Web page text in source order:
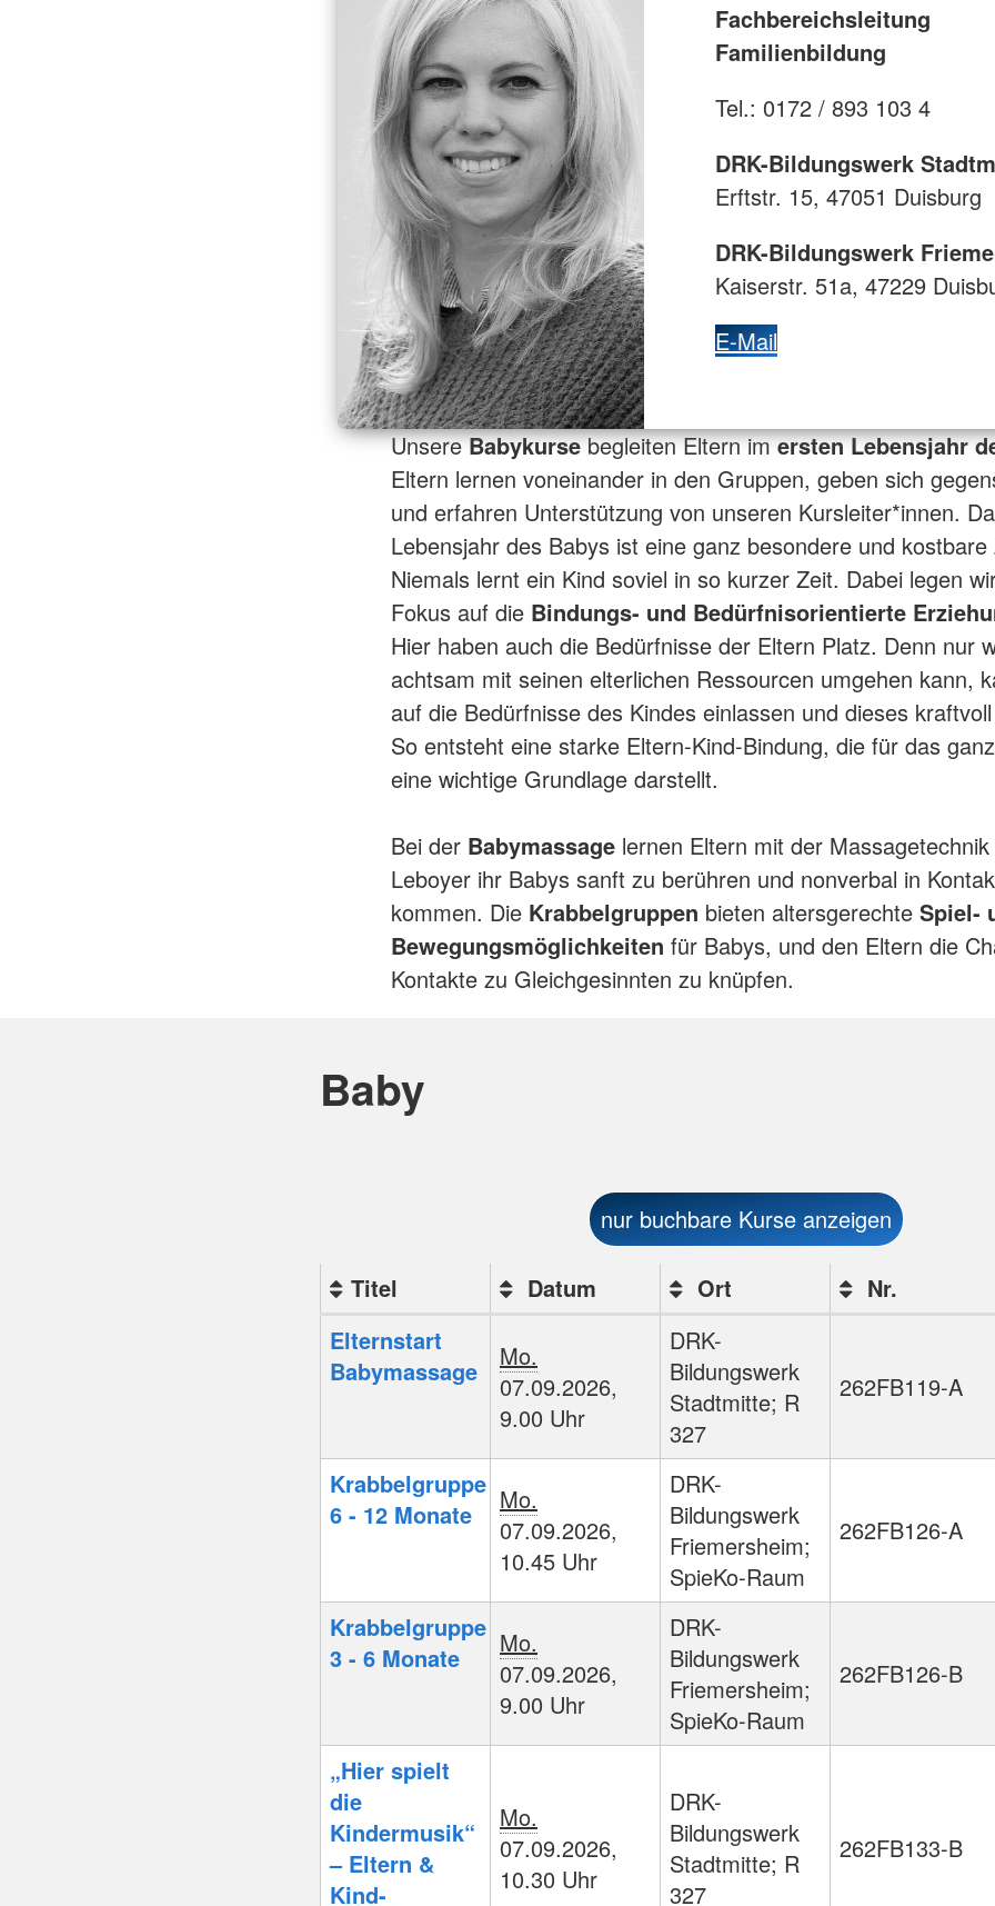
Fachbereichsleitung
Familienbildung
Tel.: 0172 / 893 103 4
DRK-Bildungswerk
Erftstr. 15, 47051 Duisburg
DRK-Bildungswerk
Kaiserstr. 51a, 47229
E-Mail
UnsereBabykursebegleiten Eltern imersten Lebensjahr
Eltern lernen voneinander in den Gruppen, geben sich
und erfahren Unterstützung von unseren Kursleiter*innen.
Lebensjahr des Babys ist eine ganz besondere und kostbare
Niemals lernt ein Kind soviel in so kurzer Zeit. Dabei legen
Fokus auf die Bindungs- und Bedürfnisorientierte
Hier haben auch die Bedürfnisse der Eltern Platz. Denn nur
achtsam mit seinen elterlichen Ressourcen umgehen kann,
auf die Bedürfnisse des Kindes einlassen und dieses
So entsteht eine starke Eltern-Kind-Bindung, die für das
eine wichtige Grundlage darstellt.
Bei der Babymassage lernen Eltern mit der
Leboyer ihr Babys sanft zu berühren und nonverbal in
kommen. Die Krabbelgruppen bieten altersgerechte Spiel-
Bewegungsmöglichkeiten für Babys, und den Eltern die
Kontakte zu Gleichgesinnten zu knüpfen.
Baby
nur buchbare Kurse anzeigen
Kursübersicht.
Tabellenüberschriften
können
werden.
Titel Datum Ort
Nr.
Elternstart
Babymassage
Mo.
07.09.2026,
9.00 Uhr
DRK-
Bildungswerk
Stadtmitte; R
327
262FB119-A
Krabbelgruppe
6 - 12 Monate
Mo.
07.09.2026,
10.45 Uhr
DRK-
Bildungswerk
Friemersheim;
SpieKo-Raum
262FB126-A
Krabbelgruppe
3 - 6 Monate
Mo.
07.09.2026,
9.00 Uhr
DRK-
Bildungswerk
Friemersheim;
SpieKo-Raum
262FB126-B
„Hier spielt
die
Kindermusik“
– Eltern &
Kind-
Mo.
07.09.2026,
10.30 Uhr
DRK-
Bildungswerk
Stadtmitte; R
327
262FB133-B